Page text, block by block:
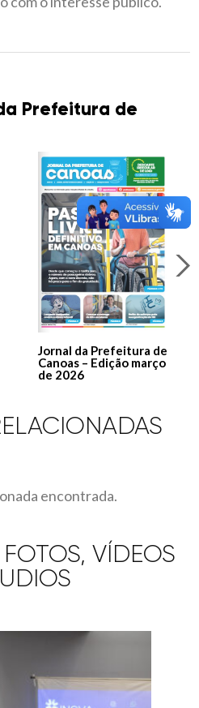
Prefeitura de
Jornal da Prefeitura de
Canoas – Edição março
de 2026
encontrada.
VÍDEOS